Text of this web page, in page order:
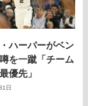
ハーパーがベン
を一蹴「チーム
優先」
日